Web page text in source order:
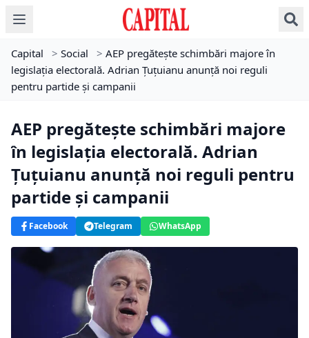
Capital > Social > AEP pregătește schimbări majore în
legislația electorală. Adrian Țuțuianu anunță noi reguli
pentru partide și campanii
AEP pregătește schimbări majore
în legislația electorală. Adrian
Țuțuianu anunță noi reguli pentru
partide și campanii
Facebook Telegram WhatsApp